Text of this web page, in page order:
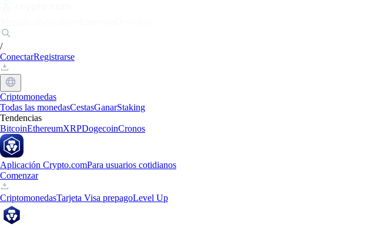
/
ConectarRegistrarse
Criptomonedas
Todas las monedasCestasGanarStaking
Tendencias
BitcoinEthereumXRPDogecoinCronos
Aplicación Crypto.comPara usuarios cotidianos
Comenzar
CriptomonedasTarjeta Visa prepagoLevel Up